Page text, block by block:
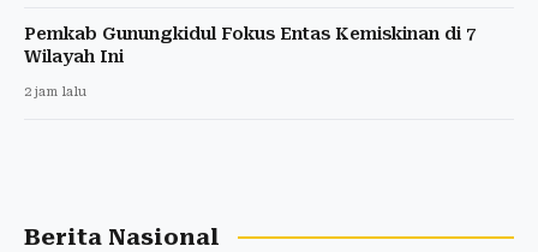
Pemkab Gunungkidul Fokus Entas Kemiskinan di 7
Wilayah Ini
2 jam lalu
Berita Nasional